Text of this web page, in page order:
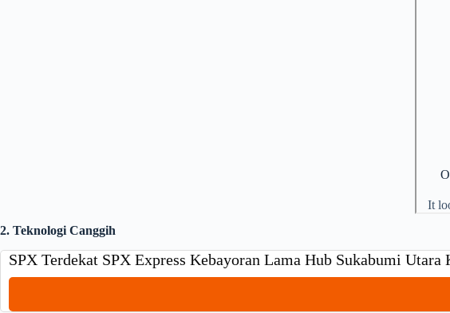
2. Teknologi Canggih
SPX Terdekat SPX Express Kebayoran Lama Hub Sukabumi